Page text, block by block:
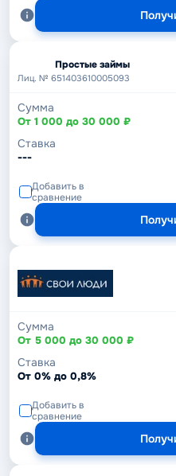
Простые займы
Лиц. № 651403610005093
Сумма
От 1 000 до 30 000 ₽
Ставка
---
Добавить в
сравнение
Сумма
От 5 000 до 30 000 ₽
Ставка
От 0% до 0,8%
Добавить в
сравнение